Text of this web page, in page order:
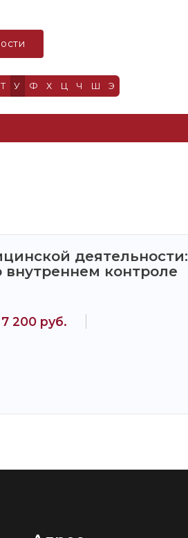
Т У Ф Х Ц Ч Ш Э
деятельности:
контроле
7 200 руб.